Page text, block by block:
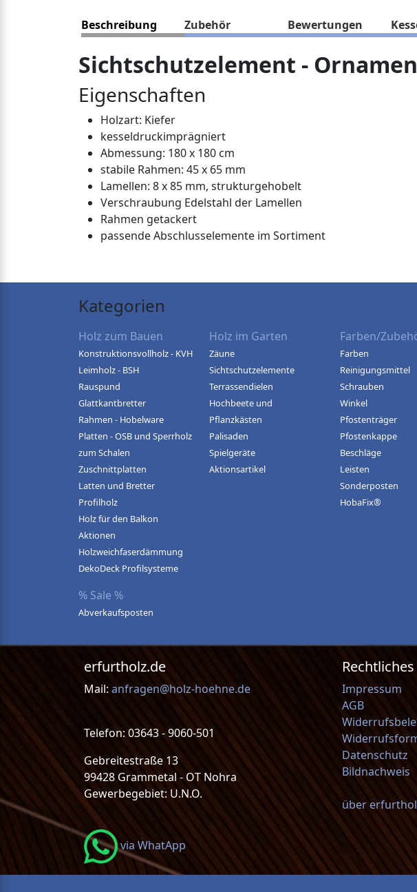
Beschreibung Zubehör Bewertungen
Sichtschutzelement -
Eigenschaften
Holzart: Kiefer
kesseldruckimprägniert
Abmessung: 180 x 180 cm
stabile Rahmen: 45 x 65 mm
Lamellen: 8 x 85 mm, strukturgehobelt
Verschraubung Edelstahl der Lamellen
Rahmen getackert
passende Abschlusselemente im Sortiment
Kategorien
Holz zum Bauen
Konstruktionsvollholz - KVH
Leimholz - BSH
Rauspund
Glattkantbretter
Rahmen - Hobelware
Platten - OSB und Sperrholz
zum Schalen
Zuschnittplatten
Latten und Bretter
Profilholz
Holz für den Balkon
Aktionen
Holzweichfaserdämmung
DekoDeck Profilsysteme
Holz im Garten
Zäune
Sichtschutzelemente
Terrassendielen
Hochbeete und
Pflanzkästen
Palisaden
Spielgeräte
Aktionsartikel
Farben/
Farben
Reinigungsmittel
Schrauben
Winkel
Pfostenträger
Pfostenkappe
Beschläge
Leisten
Sonderposten
HobaFix®
% Sale %
Abverkaufsposten
erfurtholz.de
Mail: anfragen@holz-hoehne.de
Telefon: 03643 - 9060-501
Gebreitestraße 13
99428 Grammetal - OT Nohra
Gewerbegebiet: U.N.O.
via WhatApp
Rechtliches
Impressum
AGB
Datenschutz
Bildnachweis
über